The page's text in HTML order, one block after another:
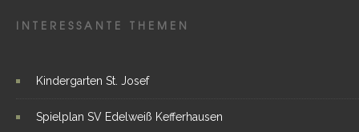
INTERESSANTE THEMEN
Kindergarten St. Josef
Spielplan SV Edelweiß Kefferhausen